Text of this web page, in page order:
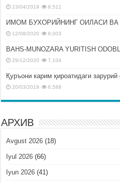
23/04/2019 8,511
ИМОМ БУХОРИЙНИНГ ОИЛАСИ
12/08/2020 8,003
BAHS-MUNOZARA YURITISH
29/12/2020 7,104
Қуръони карим қироатидаги зарурий
20/03/2019 6,588
АРХИВ
Avgust 2026 (18)
Iyul 2026 (66)
Iyun 2026 (41)